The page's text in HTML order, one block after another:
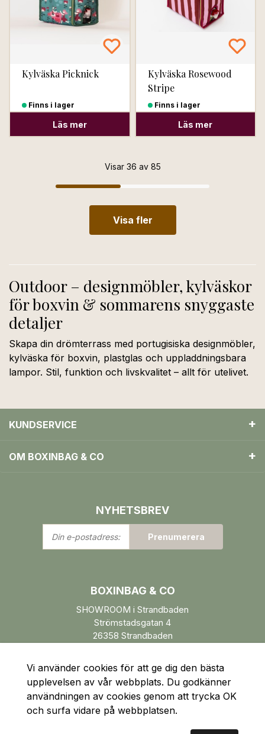
Kylväska Picknick
Finns i lager
Läs mer
Kylväska Rosewood
Stripe
Finns i lager
Läs mer
Visar 36 av 85
Visa fler
Outdoor – designmöbler, kylväskor
för boxvin & sommarens snyggaste
detaljer
Skapa din drömterrass med portugisiska designmöbler,
kylväska för boxvin, plastglas och uppladdningsbara
lampor. Stil, funktion och livskvalitet – allt för utelivet.
KUNDSERVICE
OM BOXINBAG & CO
NYHETSBREV
Din
e-
Prenumerera
BOXINBAG & CO
SHOWROOM i Strandbaden
Strömstadsgatan 4
26358 Strandbaden
Vi använder cookies för att ge dig den bästa
upplevelsen av vår webbplats. Du godkänner
användningen av cookies genom att trycka OK
och surfa vidare på webbplatsen.